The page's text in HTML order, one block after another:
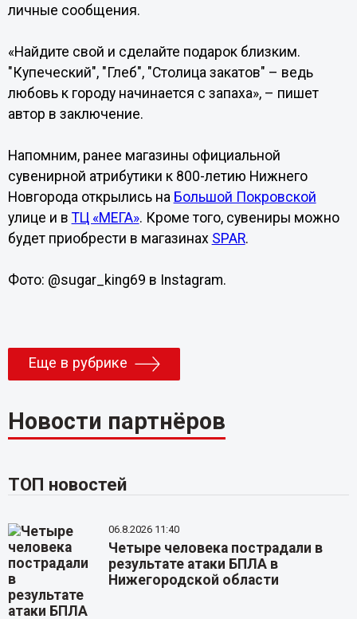
личные сообщения.
«Найдите свой и сделайте подарок близким.
"Купеческий", "Глеб", "Столица закатов" – ведь
любовь к городу начинается с запаха», – пишет
автор в заключение.
Напомним, ранее магазины официальной
сувенирной атрибутики к 800-летию Нижнего
Новгорода открылись на Большой Покровской
улице и в ТЦ «МЕГА». Кроме того, сувениры можно
будет приобрести в магазинах SPAR.
Фото: @sugar_king69 в Instagram.
Еще в рубрике
Новости партнёров
ТОП новостей
06.8.2026 11:40
Четыре человека пострадали в
результате атаки БПЛА в
Нижегородской области